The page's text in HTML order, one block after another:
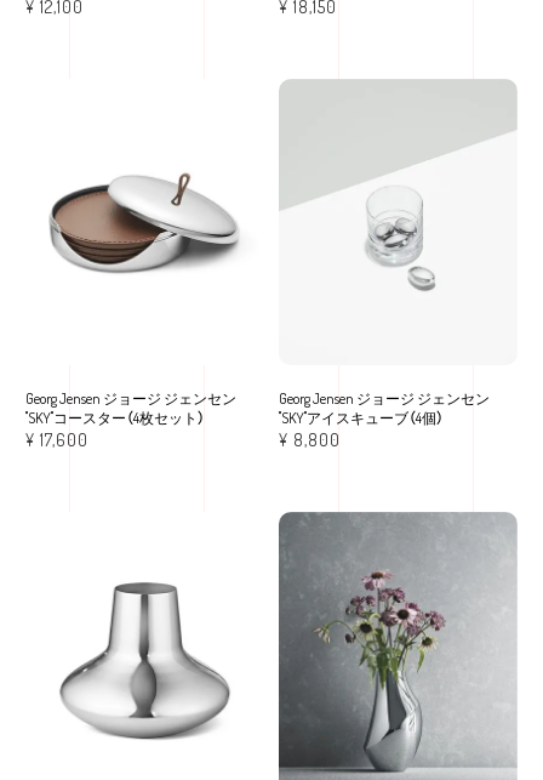
¥ 12,100 ¥ 18,150
Georg Jensen ジョージ ジェンセン
"SKY"コースター（4枚セット）
¥ 17,600
Georg Jensen ジョージ ジェンセン
"SKY"アイスキューブ（4個）
¥ 8,800